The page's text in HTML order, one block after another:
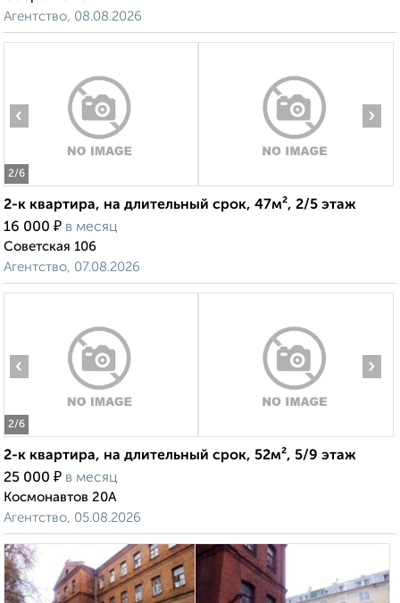
Агентство, 08.08.2026
2/6
‹ ›
2-к квартира, на длительный срок, 47м², 2/5 этаж
16 000 ₽ в месяц
Советская 106
Агентство, 07.08.2026
2/6
‹ ›
2-к квартира, на длительный срок, 52м², 5/9 этаж
25 000 ₽ в месяц
Космонавтов 20А
Агентство, 05.08.2026